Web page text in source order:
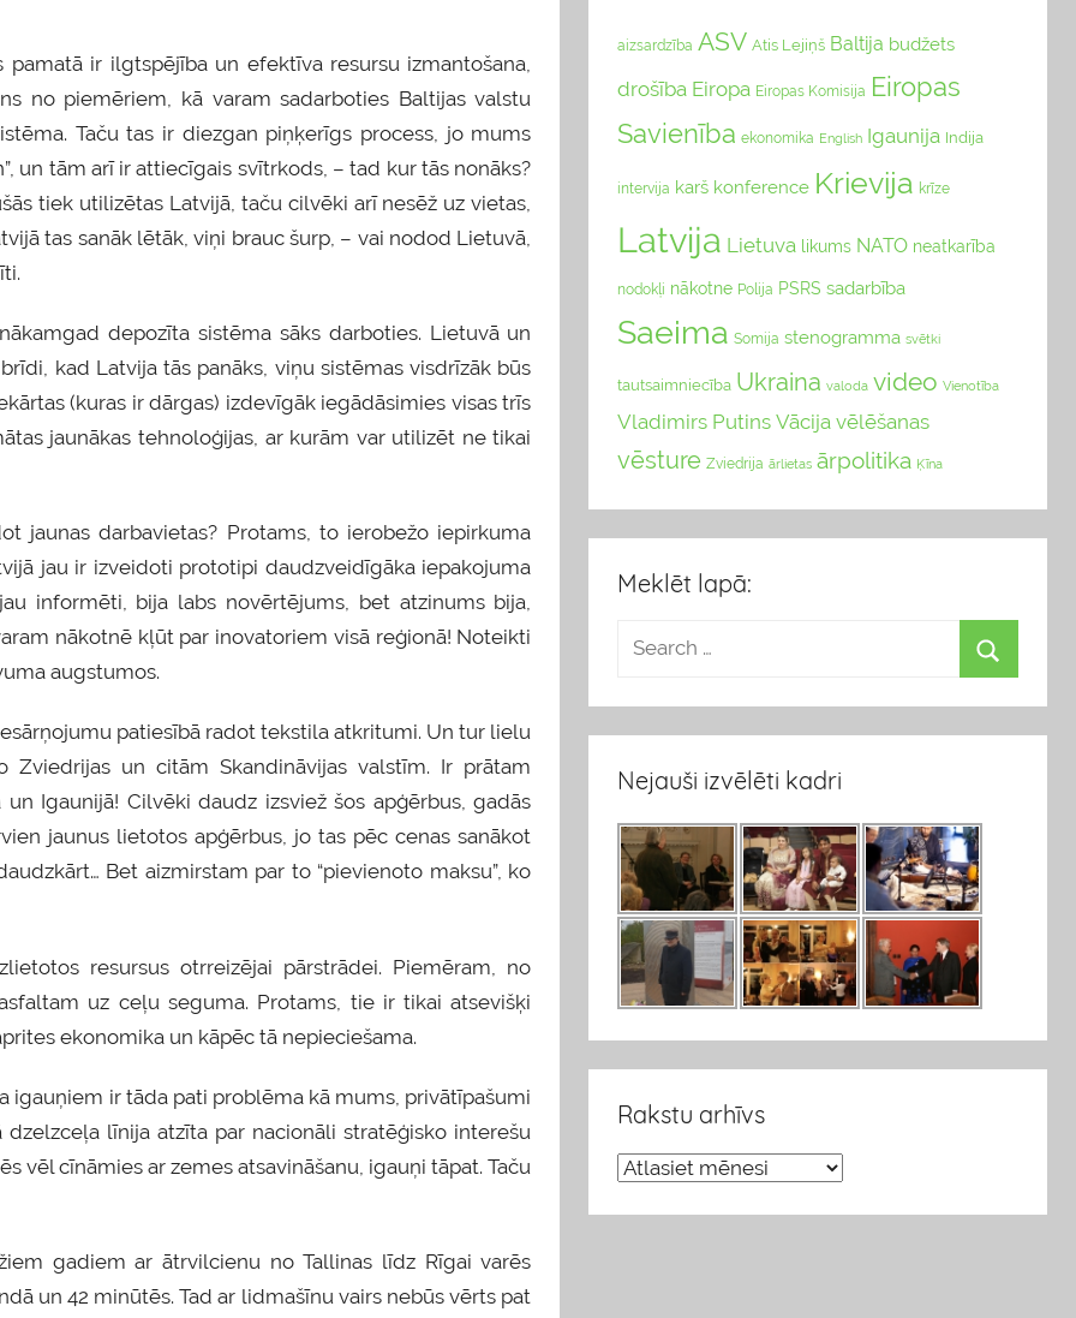
ir ilgtspējība un efektīva resursu izmantošana,
no piemēriem, kā varam sadarboties Baltijas valstu
Taču tas ir diezgan piņķerīgs process, jo mums
un tām arī ir attiecīgais svītrkods, – tad kur tās nonāks?
tiek utilizētas Latvijā, taču cilvēki arī nesēž uz vietas,
tas sanāk lētāk, viņi brauc šurp, – vai nodod Lietuvā,
depozīta sistēma sāks darboties. Lietuvā un
kad Latvija tās panāks, viņu sistēmas visdrīzāk būs
(kuras ir dārgas) izdevīgāk iegādāsimies visas trīs
jaunākas tehnoloģijas, ar kurām var utilizēt ne tikai
jaunas darbavietas? Protams, to ierobežo iepirkuma
jau ir izveidoti prototipi daudzveidīgāka iepakojuma
informēti, bija labs novērtējums, bet atzinums bija,
nākotnē kļūt par inovatoriem visā reģionā! Noteikti
augstumos.
patiesībā radot tekstila atkritumi. Un tur lielu
un citām Skandināvijas valstīm. Ir prātam
Igaunijā! Cilvēki daudz izsviež šos apģērbus, gadās
jaunus lietotos apģērbus, jo tas pēc cenas sanākot
Bet aizmirstam par to “pievienoto maksu”, ko
resursus otrreizējai pārstrādei. Piemēram, no
uz ceļu seguma. Protams, tie ir tikai atsevišķi
ekonomika un kāpēc tā nepieciešama.
igauņiem ir tāda pati problēma kā mums, privātīpašumi
līnija atzīta par nacionāli stratēģisko interešu
vēl cīnāmies ar zemes atsavināšanu, igauņi tāpat. Taču
gadiem ar ātrvilcienu no Tallinas līdz Rīgai varēs
un 42 minūtēs. Tad ar lidmašīnu vairs nebūs vērts pat
aizsardzība ASV Atis Lejiņš Baltija budžets
drošība Eiropa Eiropas Komisija Eiropas
Savienība ekonomika English Igaunija Indija
intervija karš konference Krievija krīze
Latvija Lietuva likums NATO neatkarība
nodokļi nākotne Polija PSRS sadarbība
Saeima Somija stenogramma svētki
tautsaimniecība Ukraina valoda video Vienotība
Vladimirs Putins Vācija vēlēšanas
vēsture Zviedrija ārlietas ārpolitika Ķīna
Meklēt lapā:
Nejauši izvēlēti kadri
Rakstu arhīvs
R